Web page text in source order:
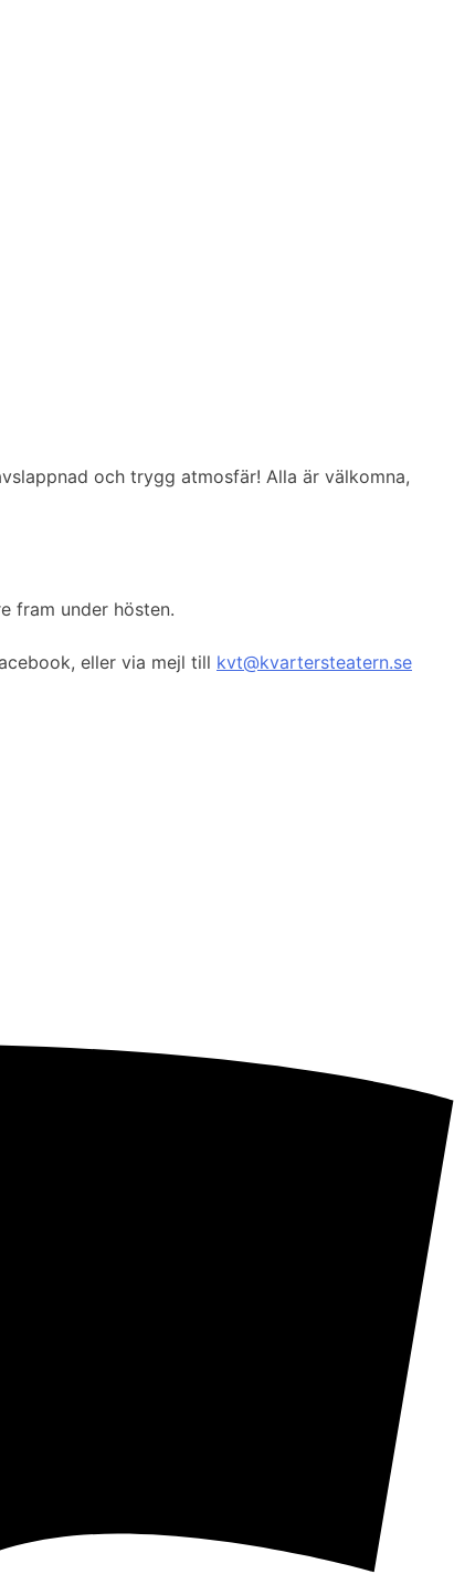
och trygg atmosfär! Alla är välkomna,
fram under hösten.
eller via mejl till kvt@kvartersteatern.se